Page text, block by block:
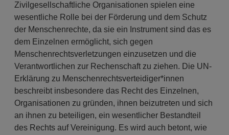
Zivilgesellschaftliche Organisationen spielen eine
wesentliche Rolle bei der Förderung und dem Schutz
der Menschenrechte, da sie ein Instrument sind das es
dem Einzelnen ermöglicht, sich gegen
Menschenrechtsverletzungen einzusetzen und die
Verantwortlichen zur Rechenschaft zu ziehen. Die UN-
Erklärung zu Menschenrechtsverteidiger*innen
beschreibt insbesondere das Recht des Einzelnen,
Organisationen zu gründen, ihnen beizutreten und sich
an ihnen zu beteiligen, ein wesentlicher Bestandteil
des Rechts auf Vereinigung. Es wird auch betont, wie